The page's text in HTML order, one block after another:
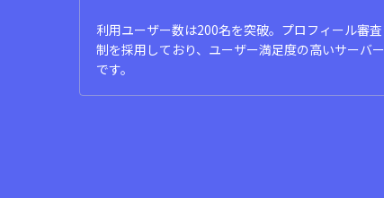
利用ユーザー数は200名を突破。プロフィール審査
制を採用しており、ユーザー満足度の高いサーバー
です。